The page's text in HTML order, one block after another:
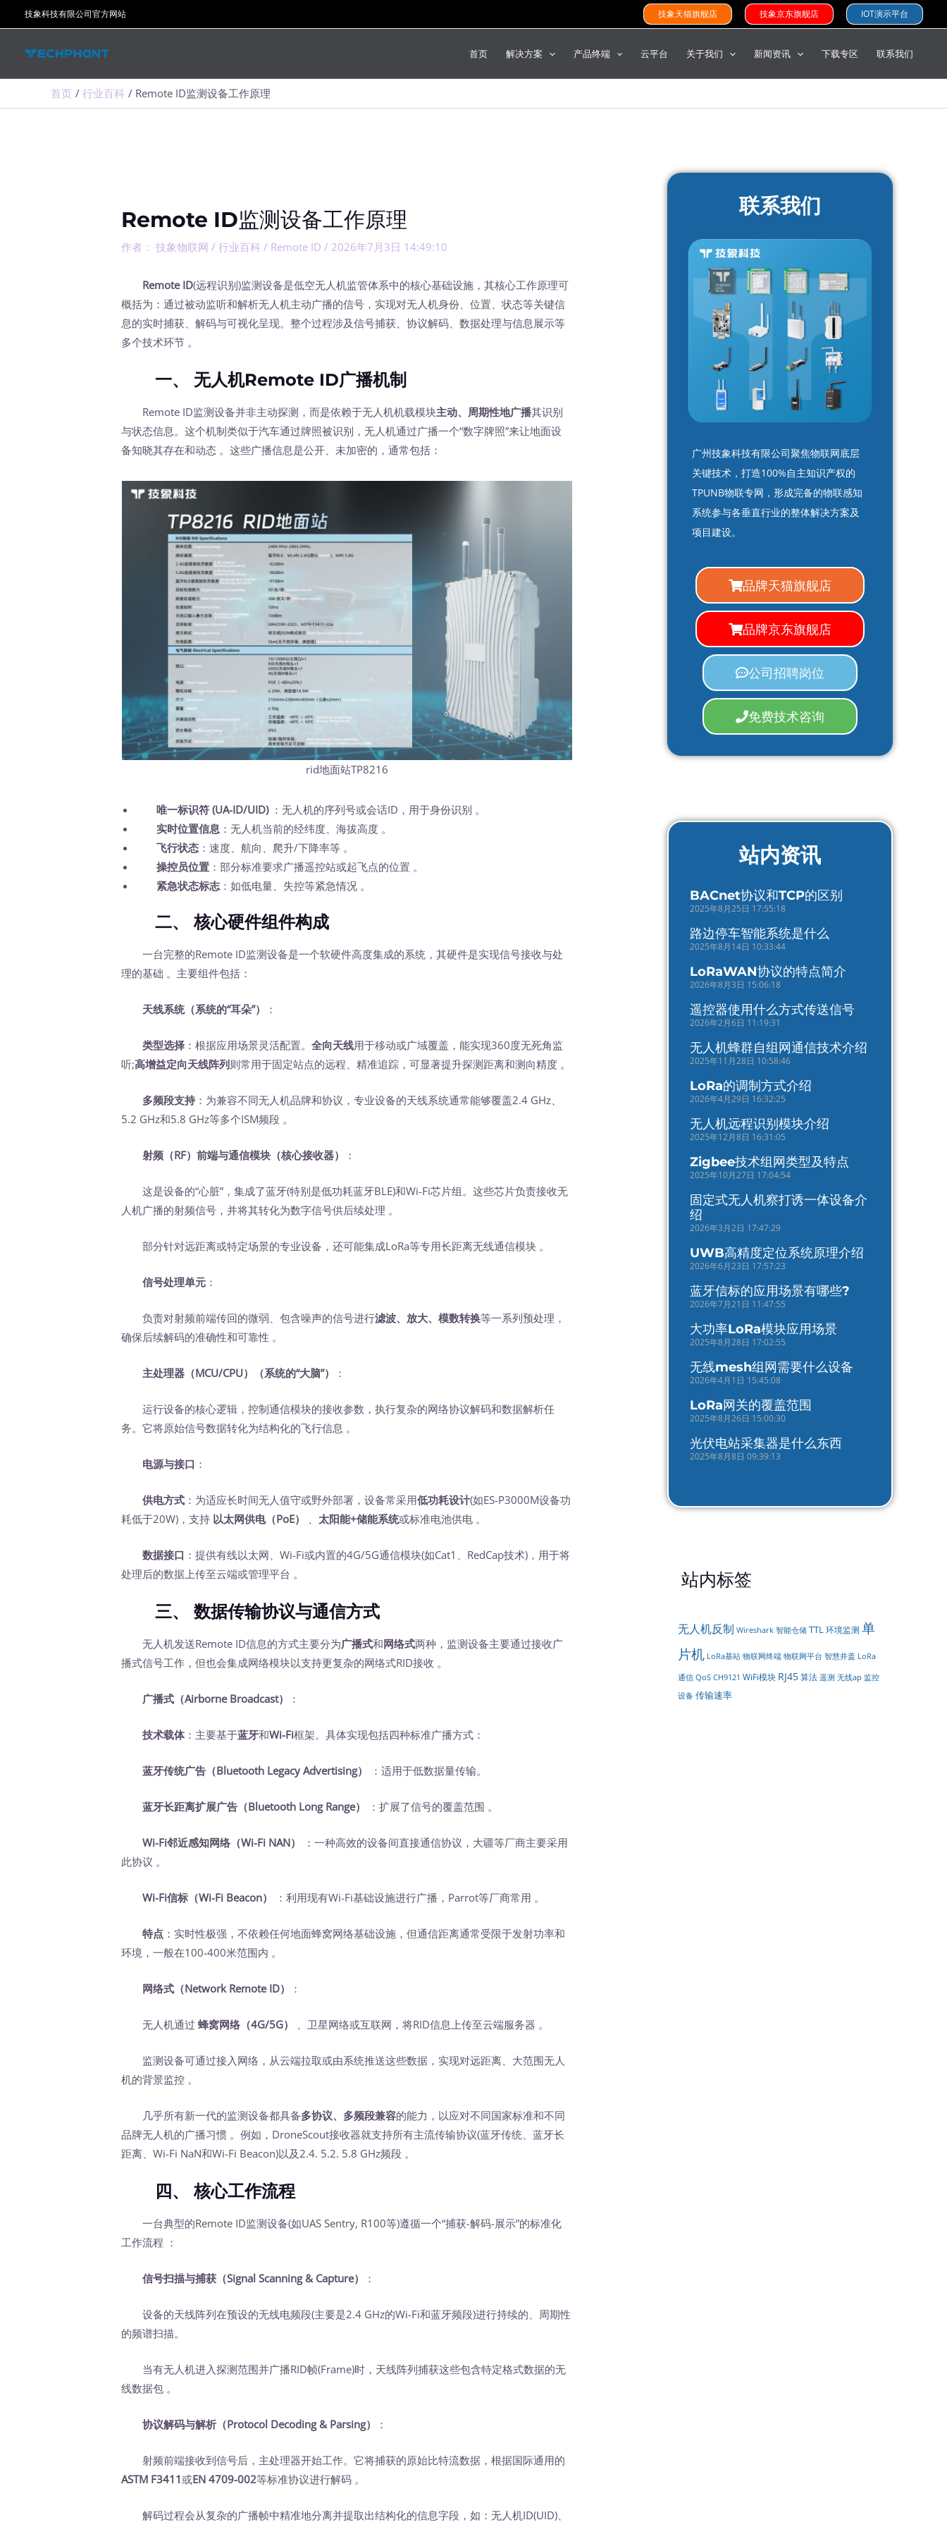
至
技象科技有限公司官方网站 技象天猫旗舰店 技象京东旗舰店 IOT演示平台
首页 解决方案 产品终端 云平台 关于我们 新闻资讯 下载专区 联系我们
首页 行业百科 Remote ID监测设备工作原理
Remote ID监测设备工作原理
作者： 技象物联网/行业百科 / Remote ID / 2026年7月3日 14:49:10
Remote ID(远程识别)监测设备是低空无人机监管体系中的核心基础设施，其核心工作原理可
概括为：通过被动监听和解析无人机主动广播的信号，实现对无人机身份、位置、状态等关键信
息的实时捕获、解码与可视化呈现。整个过程涉及信号捕获、协议解码、数据处理与信息展示等
多个技术环节 。
一、 无人机Remote ID广播机制
Remote ID监测设备并非主动探测，而是依赖于无人机机载模块主动、周期性地广播其识别
与状态信息。这个机制类似于汽车通过牌照被识别，无人机通过广播一个“数字牌照”来让地面设
备知晓其存在和动态 。这些广播信息是公开、未加密的，通常包括：
rid地面站TP8216
唯一标识符 (UA-ID/UID)：无人机的序列号或会话ID，用于身份识别 。
实时位置信息 ：无人机当前的经纬度、海拔高度 。
飞行状态 ：速度、航向、爬升/下降率等 。
操控员位置 ：部分标准要求广播遥控站或起飞点的位置 。
紧急状态标志 ：如低电量、失控等紧急情况 。
二、 核心硬件组件构成
一台完整的Remote ID监测设备是一个软硬件高度集成的系统，其硬件是实现信号接收与处
理的基础 。主要组件包括：
天线系统（系统的“耳朵”） ‍：
类型选择 ：根据应用场景灵活配置。全向天线用于移动或广域覆盖，能实现360度无死角监
听;高增益定向天线阵列则常用于固定站点的远程、精准追踪，可显著提升探测距离和测向精度 。
多频段支持：为兼容不同无人机品牌和协议，专业设备的天线系统通常能够覆盖2.4 GHz、
5.2 GHz和5.8 GHz等多个ISM频段 。
射频（RF）前端与通信模块（核心接收器） ‍：
这是设备的“心脏”，集成了蓝牙(特别是低功耗蓝牙BLE)和Wi-Fi芯片组。这些芯片负责接收无
人机广播的射频信号，并将其转化为数字信号供后续处理 。
部分针对远距离或特定场景的专业设备，还可能集成LoRa等专用长距离无线通信模块 。
信号处理单元 ：
负责对射频前端传回的微弱、包含噪声的信号进行滤波、放大、模数转换等一系列预处理，
确保后续解码的准确性和可靠性 。
主处理器（MCU/CPU）（系统的“大脑”） ‍：
运行设备的核心逻辑，控制通信模块的接收参数，执行复杂的网络协议解码和数据解析任
务。它将原始信号数据转化为结构化的飞行信息 。
电源与接口 ：
供电方式 ：为适应长时间无人值守或野外部署，设备常采用低功耗设计(如ES-P3000M设备功
耗低于20W)，支持 以太网供电（PoE） ‍ 、 太阳能+储能系统或标准电池供电 。
数据接口 ：提供有线以太网、Wi-Fi或内置的4G/5G通信模块(如Cat1、RedCap技术)，用于将
处理后的数据上传至云端或管理平台 。
三、 数据传输协议与通信方式
无人机发送Remote ID信息的方式主要分为广播式和网络式两种，监测设备主要通过接收广
播式信号工作，但也会集成网络模块以支持更复杂的网络式RID接收 。
广播式（Airborne Broadcast） ‍：
技术载体：主要基于蓝牙和Wi-Fi框架。具体实现包括四种标准广播方式：
蓝牙传统广告（Bluetooth Legacy Advertising） ‍ ：适用于低数据量传输。
蓝牙长距离扩展广告（Bluetooth Long Range） ‍ ：扩展了信号的覆盖范围 。
Wi-Fi邻近感知网络（Wi-Fi NAN）
‍ ：一种高效的设备间直接通信协议，大疆等厂商主要采用
此协议 。
Wi-Fi信标（Wi-Fi Beacon） ‍ ：利用现有Wi-Fi基础设施进行广播，Parrot等厂商常用 。
特点 ：实时性极强，不依赖任何地面蜂窝网络基础设施，但通信距离通常受限于发射功率和
环境，一般在100-400米范围内 。
网络式（Network Remote ID） ‍：
无人机通过蜂窝网络（4G/5G） ‍ 、卫星网络或互联网，将RID信息上传至云端服务器 。
监测设备可通过接入网络，从云端拉取或由系统推送这些数据，实现对远距离、大范围无人
机的背景监控 。
几乎所有新一代的监测设备都具备多协议、多频段兼容的能力，以应对不同国家标准和不同
品牌无人机的广播习惯 。例如，DroneScout接收器就支持所有主流传输协议(蓝牙传统、蓝牙长
距离、Wi-Fi NaN和Wi-Fi Beacon)以及2.4. 5.2. 5.8 GHz频段 。
四、 核心工作流程
一台典型的Remote ID监测设备(如UAS Sentry, R100等)遵循一个“捕获-解码-展示”的标准化
工作流程 ：
信号扫描与捕获（Signal Scanning & Capture） ‍：
设备的天线阵列在预设的无线电频段(主要是2.4 GHz的Wi-Fi和蓝牙频段)进行持续的、周期性
的频谱扫描。
当有无人机进入探测范围并广播RID帧(Frame)时，天线阵列捕获这些包含特定格式数据的无
线数据包 。
协议解码与解析（Protocol Decoding & Parsing） ‍：
射频前端接收到信号后，主处理器开始工作。它将捕获的原始比特流数据，根据国际通用的
ASTM F3411或EN 4709-002等标准协议进行解码 。
解码过程会从复杂的广播帧中精准地分离并提取出结构化的信息字段，如：无人机ID(UID)、
联系我们
广州技象科技有限公司聚焦物联网底层
关键技术，打造100%自主知识产权的
TPUNB物联专网，形成完备的物联感知
系统参与各垂直行业的整体解决方案及
项目建设。
品牌天猫旗舰店
品牌京东旗舰店
公司招聘岗位
免费技术咨询
站内资讯
BACnet协议和TCP的区别
2025年8月25日 17:55:18
路边停车智能系统是什么
2025年8月14日 10:33:44
LoRaWAN协议的特点简介
2026年8月3日 15:06:18
遥控器使用什么方式传送信号
2026年2月6日 11:19:31
无人机蜂群自组网通信技术介绍
2025年11月28日 10:58:46
LoRa的调制方式介绍
2026年4月29日 16:32:25
无人机远程识别模块介绍
2025年12月8日 16:31:05
Zigbee技术组网类型及特点
2025年10月27日 17:04:54
固定式无人机察打诱一体设备介
绍
2026年3月2日 17:47:29
UWB高精度定位系统原理介绍
2026年6月23日 17:57:23
蓝牙信标的应用场景有哪些?
2026年7月21日 11:47:55
大功率LoRa模块应用场景
2025年8月28日 17:02:55
无线mesh组网需要什么设备
2026年4月1日 15:45:08
LoRa网关的覆盖范围
2025年8月26日 15:00:30
光伏电站采集器是什么东西
2025年8月8日 09:39:13
站内标签
无人机反制 Wireshark 智能仓储 TTL 环境监测 单
片机 LoRa基站 物联网终端 物联网平台 智慧井盖 LoRa
通信 QoS CH9121 WiFi模块 RJ45算法 遥测 无线ap 监控
设备 传输速率